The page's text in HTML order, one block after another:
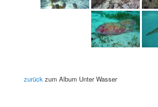
zurück zum Album Unter Wasser